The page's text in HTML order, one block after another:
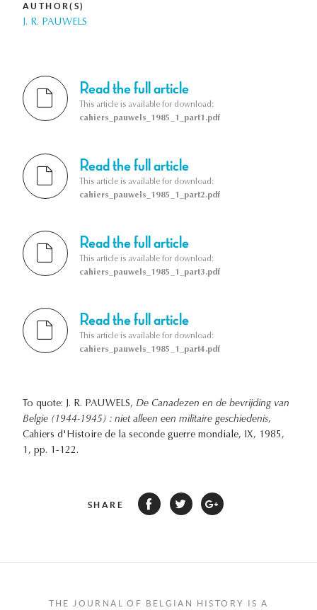
AUTHOR(S)
J. R. PAUWELS
Read the full article
This article is available for download:
cahiers_pauwels_1985_1_part1.pdf
Read the full article
This article is available for download:
cahiers_pauwels_1985_1_part2.pdf
Read the full article
This article is available for download:
cahiers_pauwels_1985_1_part3.pdf
Read the full article
This article is available for download:
cahiers_pauwels_1985_1_part4.pdf
To quote: J. R. PAUWELS, De Canadezen en de bevrijding van
Belgie (1944-1945) : niet alleen een militaire geschiedenis,
Cahiers d'Histoire de la seconde guerre mondiale, IX, 1985,
1, pp. 1-122.
SHARE
THE JOURNAL OF BELGIAN HISTORY IS A